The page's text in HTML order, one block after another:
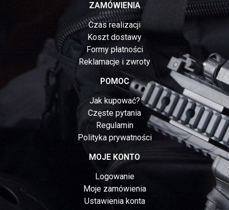
ZAMÓWIENIA
Czas realizacji
Koszt dostawy
Formy płatności
Reklamacje i zwroty
POMOC
Jak kupować?
Częste pytania
Regulamin
Polityka prywatności
MOJE KONTO
Logowanie
Moje zamówienia
Ustawienia konta